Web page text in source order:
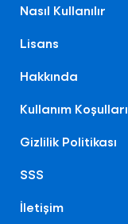
Nasıl Kullanılır
Lisans
Hakkında
Kullanım Koşulları
Gizlilik Politikası
SSS
İletişim